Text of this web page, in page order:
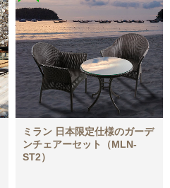
ミラン 日本限定仕様のガーデ
ンチェアーセット（MLN-
ST2）